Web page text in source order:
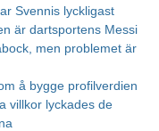
Svennis lyckligast
är dartsportens Messi
men problemet är
å bygge profilverdien
villkor lyckades de